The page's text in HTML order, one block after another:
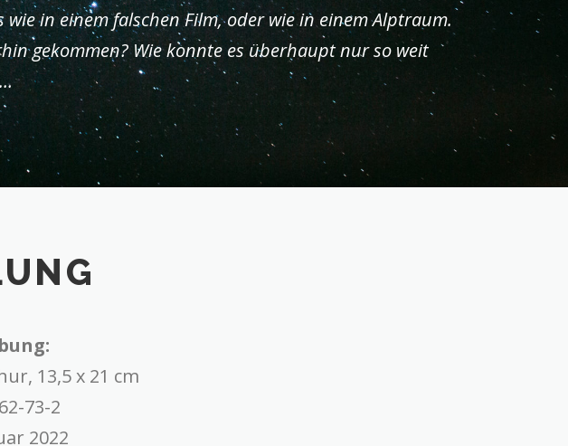
in einem falschen Film, oder wie in einem Alptraum.
gekommen? Wie konnte es überhaupt nur so weit
13,5 x 21 cm
73-2
2022